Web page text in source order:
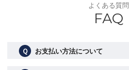
よくある質問
FAQ
Ｑ お支払い方法について